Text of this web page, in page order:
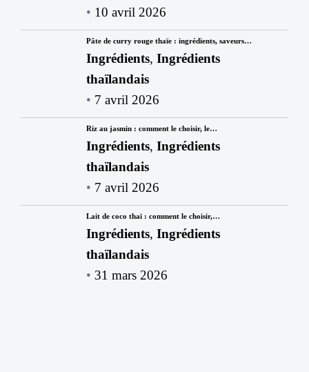
10 avril 2026
Pâte de curry rouge thaïe : ingrédients, saveurs…
Ingrédients, Ingrédients
thaïlandais
7 avril 2026
Riz au jasmin : comment le choisir, le…
Ingrédients, Ingrédients
thaïlandais
7 avril 2026
Lait de coco thaï : comment le choisir,…
Ingrédients, Ingrédients
thaïlandais
31 mars 2026